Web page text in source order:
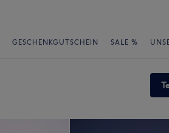
GESCHENKGUTSCHEIN SALE %